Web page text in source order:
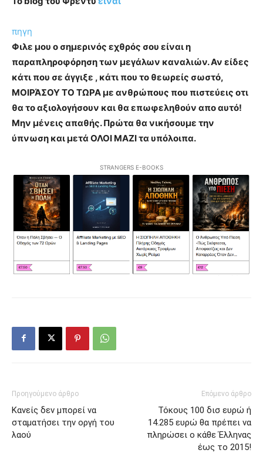
πηγη
Φιλε μου ο σημερινός εχθρός σου είναι η
παραπληροφόρηση των μεγάλων καναλιών. Αν είδες
κάτι που σε άγγιξε , κάτι που το θεωρείς σωστό,
ΜΟΙΡΆΣΟΥ ΤΟ ΤΩΡΑ με ανθρώπους που πιστεύεις οτι
θα το αξιολογήσουν και θα επωφεληθούν απο αυτό!
Μην μένεις απαθής. Πρώτα θα νικήσουμε την
ύπνωση και μετά ΟΛΟΙ ΜΑΖΙ τα υπόλοιπα.
STRANGERS E-BOOKS
Προηγούμενο άρθρο
Κανείς δεν μπορεί να
σταματήσει την οργή του
λαού
Επόμενο άρθρο
Τόκους 100 δισ ευρώ ή
14.285 ευρώ θα πρέπει να
πληρώσει ο κάθε Έλληνας
έως το 2015!